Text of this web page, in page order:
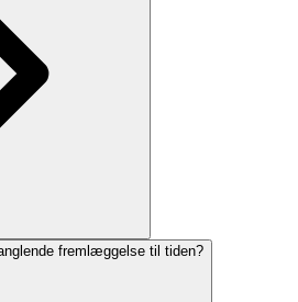
fremlæggelse til tiden?